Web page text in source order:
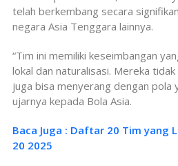
telah berkembang secara
negara Asia Tenggara lainnya.
“Tim ini memiliki keseimbangan
lokal dan naturalisasi. Mereka
juga bisa menyerang dengan pola
ujarnya kepada Bola Asia.
Baca Juga : Daftar 20 Tim yang
20 2025